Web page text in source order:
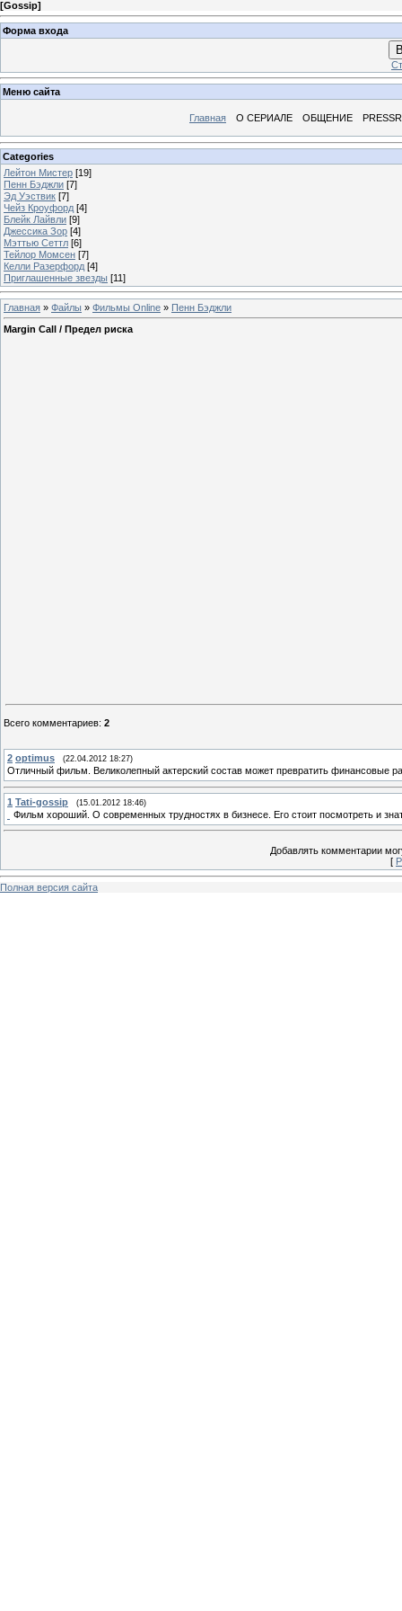
[Gossip]
Форма входа
Меню сайта
Главная О СЕРИАЛЕ ОБЩЕНИЕ
Categories
Лейтон Мистер [19]
Пенн Бэджли [7]
Эд Уэствик [7]
Чейз Кроуфорд [4]
Блейк Лайвли [9]
Джессика Зор [4]
Мэттью Сеттл [6]
Тейлор Момсен [7]
Келли Разерфорд [4]
Приглашенные звезды [11]
Главная » Файлы » Фильмы Online » Пенн Бэджли
Margin Call / Предел риска
Всего комментариев: 2
2 optimus (22.04.2012 18:27)
Отличный фильм. Великолепный актерский состав может превратить финансовые
1 Tati-gossip (15.01.2012 18:46)
Фильм хороший. О современных трудностях в бизнесе. Его стоит посмотреть и
Добавлять комментарии
[
Полная версия сайта